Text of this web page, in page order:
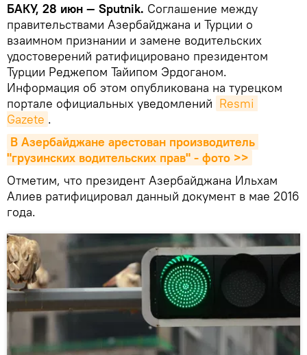
БАКУ, 28 июн — Sputnik. Соглашение между
правительствами Азербайджана и Турции о
взаимном признании и замене водительских
удостоверений ратифицировано президентом
Турции Реджепом Тайипом Эрдоганом.
Информация об этом опубликована на турецком
портале официальных уведомлений Resmi
Gazete .
В Азербайджане арестован производитель
"грузинских водительских прав" - фото >>
Отметим, что президент Азербайджана Ильхам
Алиев ратифицировал данный документ в мае 2016
года.